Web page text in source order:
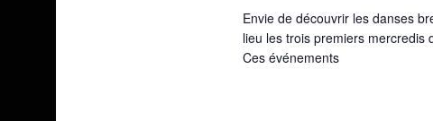
Envie de découvrir les danses
lieu les trois premiers mercredis
Ces événements